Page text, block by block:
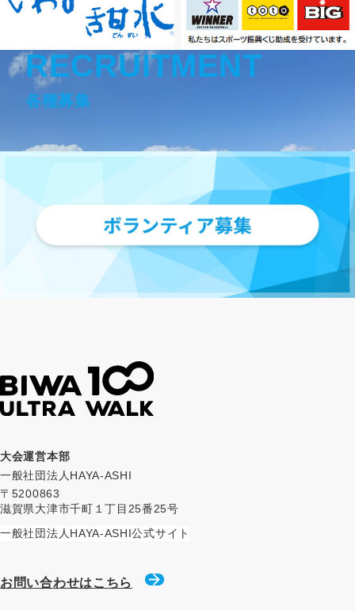
各種募集
RECRUITMENT
大会運営本部
一般社団法人HAYA-ASHI
〒5200863
滋賀県大津市千町１丁目25番25号
一般社団法人HAYA-ASHI公式サイト
お問い合わせはこちら